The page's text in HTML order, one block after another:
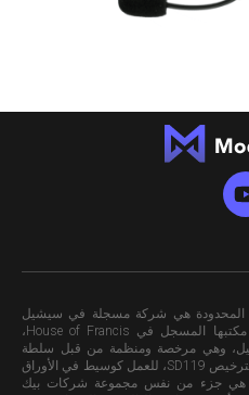
المحدودة هي شركة مسجلة في سيشيل
تحت رقم التسجيل 8426105-1، ويقع مكتبها المسجل في House of Francis،
سيشيل، وهي مرخصة ومنظمة من قبل سلطة
الخدمات المالية في سيشيل تحت رقم الترخيص SD119، للعمل كوسيط في الأوراق
هي جزء من نفس مجموعة شركات بيك